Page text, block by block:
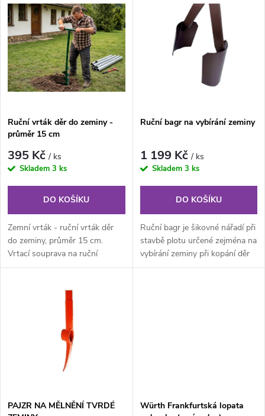
z
e
n
í
p
r
o
d
u
Nejprodávanější
Abecedně
ý
p
i
s
p
r
d
u
Ruční vrták děr do zeminy -
průměr 15 cm
395 Kč/ ks
Skladem 3 ks
DO KOŠÍKU
Zemní vrták - ruční vrták děr
do zeminy, průměr 15 cm.
Vrtací souprava na ruční
hloubení děr pro plotové
Ruční bagr na vybírání zeminy
1 199 Kč/ ks
Skladem 3 ks
DO KOŠÍKU
Ruční bagr je šikovné nářadí při
stavbě plotu určené zejména na
vybírání zeminy při kopání děr
pro plotové sloupky....
PAJZR NA MĚLNĚNÍ TVRDÉ
Würth Frankfurtská lopata